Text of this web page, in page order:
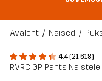
Avaleht Naised
4.4 (21 618)
RVRC GP Pants Naistele